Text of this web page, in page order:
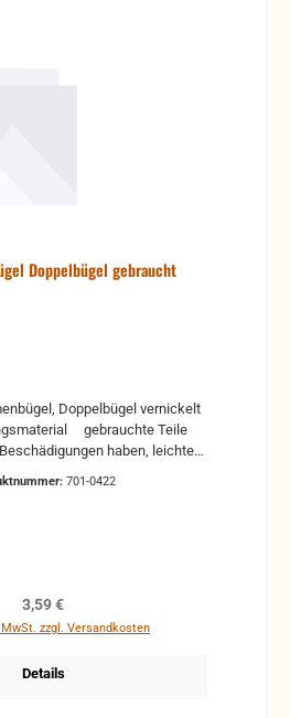
Doppelbügel gebraucht
Teile
haben, leichte
sind vom Umtausch
701-0422
Regulärer Preis:
3,59 €
zzgl. Versandkosten
Details